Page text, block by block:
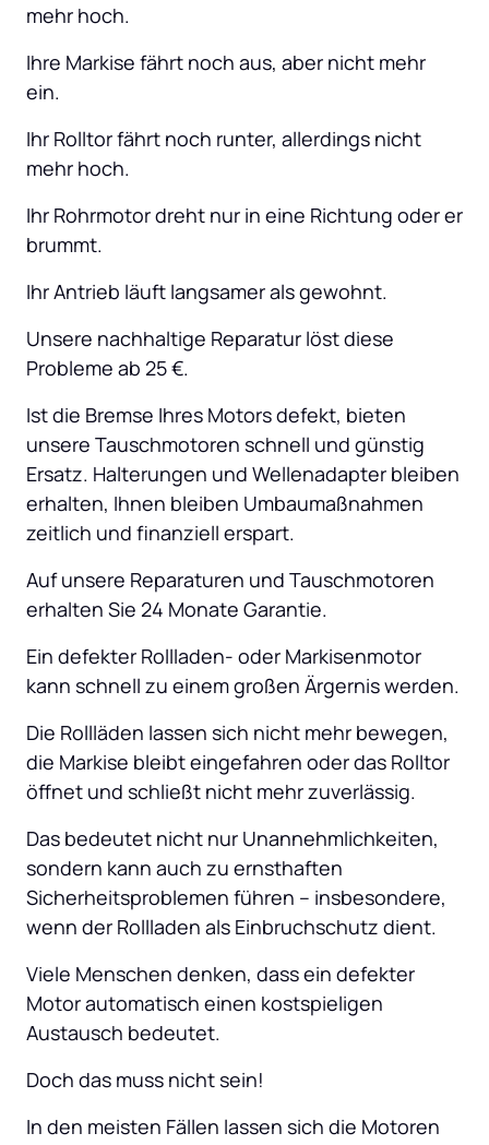
mehr hoch.
Ihre Markise fährt noch aus, aber nicht mehr
ein.
Ihr Rolltor fährt noch runter, allerdings nicht
mehr hoch.
Ihr Rohrmotor dreht nur in eine Richtung oder er
brummt.
Ihr Antrieb läuft langsamer als gewohnt.
Unsere nachhaltige Reparatur löst diese
Probleme ab 25 €.
Ist die Bremse Ihres Motors defekt, bieten
unsere Tauschmotoren schnell und günstig
Ersatz. Halterungen und Wellenadapter bleiben
erhalten, Ihnen bleiben Umbaumaßnahmen
zeitlich und finanziell erspart.
Auf unsere Reparaturen und Tauschmotoren
erhalten Sie 24 Monate Garantie.
Ein defekter Rollladen- oder Markisenmotor
Die Rollläden lassen sich nicht mehr bewegen,
die Markise bleibt eingefahren oder das Rolltor
öffnet und schließt nicht mehr zuverlässig.
Das bedeutet nicht nur Unannehmlichkeiten,
sondern kann auch zu ernsthaften
Sicherheitsproblemen führen – insbesondere,
wenn der Rollladen als Einbruchschutz dient.
Viele Menschen denken, dass ein defekter
Motor automatisch einen kostspieligen
Austausch bedeutet.
Doch das muss nicht sein!
In den meisten Fällen lassen sich die Motoren